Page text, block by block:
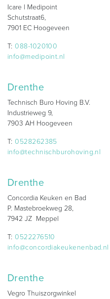
Icare l Medipoint
Schutstraat6,
7901 EC Hoogeveen
T:088-1020100
info@medipoint.nl
Drenthe
Technisch Buro Hoving B.V.
Industrieweg 9,
7903 AH Hoogeveen
T:0528262385
info@technischburohoving.nl
Drenthe
Concordia Keuken en Bad
P. Mastebroekweg 28,
7942 JZ Meppel
T:0522276510
info@concordiakeukenenbad.nl
Drenthe
Vegro Thuiszorgwinkel